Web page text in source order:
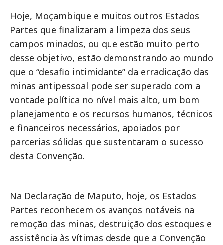
Hoje, Moçambique e muitos outros Estados
Partes que finalizaram a limpeza dos seus
campos minados, ou que estão muito perto
desse objetivo, estão demonstrando ao mundo
que o “desafio intimidante” da erradicação das
minas antipessoal pode ser superado com a
vontade política no nível mais alto, um bom
planejamento e os recursos humanos, técnicos
e financeiros necessários, apoiados por
parcerias sólidas que sustentaram o sucesso
desta Convenção.
Na Declaração de Maputo, hoje, os Estados
Partes reconhecem os avanços notáveis na
remoção das minas, destruição dos estoques e
assistência às vítimas desde que a Convenção